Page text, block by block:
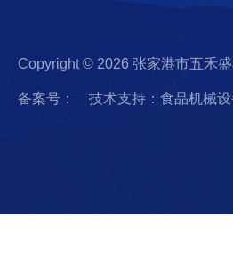
Copyright © 2026 张家港市五禾
备案号： 技术支持：食品机械设